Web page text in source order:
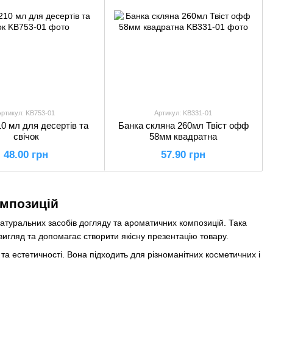
засобів догляду та ароматичних композицій. Така
та допомагає створити якісну презентацію товару.
естетичності. Вона підходить для різноманітних косметичних і
KB753-01
мл для десертів та
свічок
48.00 грн
Артикул: KB331-01
Банка скляна 260мл Твіст офф
58мм квадратна
57.90 грн